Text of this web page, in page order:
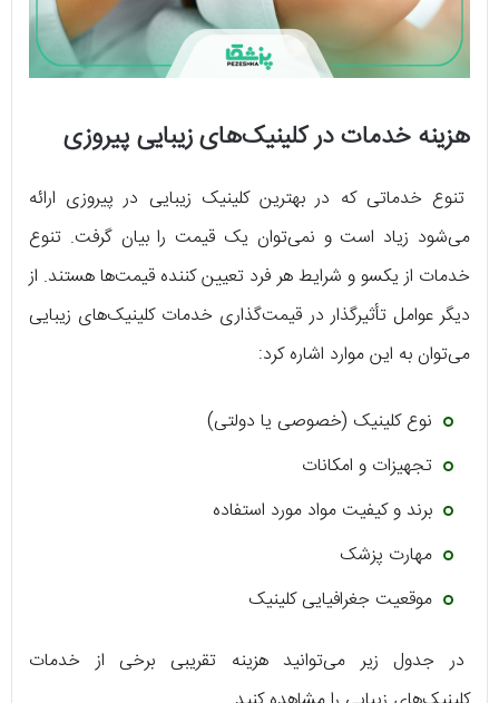
هزینه خدمات در کلینیک‌های زیبایی پیروزی
تنوع خدماتی که در بهترین کلینیک زیبایی در پیروزی ارائه
می‌شود زیاد است و نمی‌توان یک قیمت را بیان گرفت. تنوع
خدمات از یکسو و شرایط هر فرد تعیین کننده قیمت‌ها هستند. از
دیگر عوامل تأثیرگذار در قیمت‌گذاری خدمات کلینیک‌های زیبایی
می‌توان به این موارد اشاره کرد:
نوع کلینیک (خصوصی یا دولتی)
تجهیزات و امکانات
برند و کیفیت مواد مورد استفاده
مهارت پزشک
موقعیت جغرافیایی کلینیک
در جدول زیر می‌توانید هزینه تقریبی برخی از خدمات